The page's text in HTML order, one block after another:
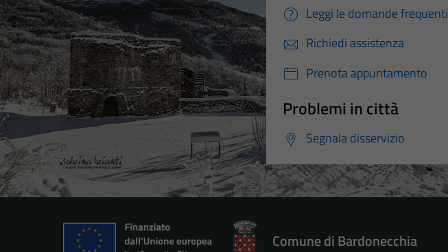
Leggi le domande frequenti
Richiedi assistenza
Prenota appuntamento
Problemi in città
Segnala disservizio
Comune di Bardonecchia